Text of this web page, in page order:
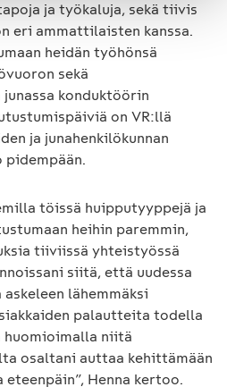
ja työkaluja, sekä tiivis
eri ammattilaisten kanssa.
heidän työhönsä
sekä
konduktöörin
on VR:llä
ja junahenkilökunnan
töissä huipputyyppejä ja
heihin paremmin,
tiiviissä yhteistyössä
siitä, että uudessa
lähemmäksi
palautteita todella
huomioimalla niitä
osaltani auttaa kehittämään
eteenpäin”, Henna kertoo.